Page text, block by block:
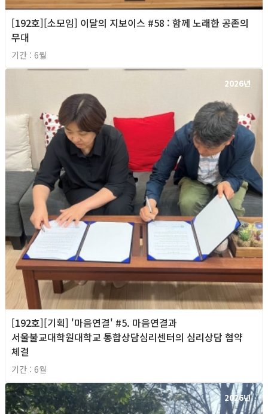
[192호][소모임] 이달의 지보이스 #58 : 함께 노래한 공존의
무대
기간 : 6월
2026년
[192호][기획] '마음연결' #5. 마음연결과
서울불교대학원대학교 통합상담심리센터의 심리상담 협약
체결
기간 : 6월
2026년